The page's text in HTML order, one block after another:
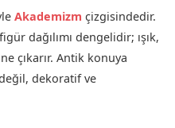
Akademizm çizgisindedir.
dağılımı dengelidir; ışık,
çıkarır. Antik konuya
dekoratif ve